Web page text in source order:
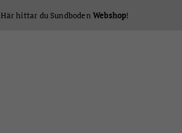
Här hittar du SundbodenWebshop!